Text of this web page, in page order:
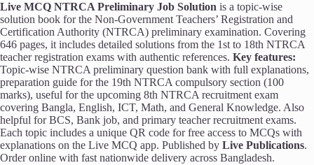
Live MCQ NTRCA Preliminary Job Solution is a topic-wise
solution book for the Non-Government Teachers’ Registration and
Certification Authority (NTRCA) preliminary examination. Covering
646 pages, it includes detailed solutions from the 1st to 18th NTRCA
teacher registration exams with authentic references. Key features:
Topic-wise NTRCA preliminary question bank with full explanations,
preparation guide for the 19th NTRCA compulsory section (100
marks), useful for the upcoming 8th NTRCA recruitment exam
covering Bangla, English, ICT, Math, and General Knowledge. Also
helpful for BCS, Bank job, and primary teacher recruitment exams.
Each topic includes a unique QR code for free access to MCQs with
explanations on the Live MCQ app. Published by Live Publications.
Order online with fast nationwide delivery across Bangladesh.